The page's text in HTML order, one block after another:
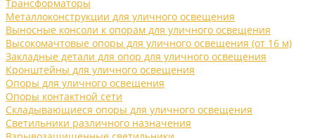
Трансформаторы
Металлоконструкции для уличного освещения
Выносные консоли к опорам для уличного освещения
Высокомачтовые опоры для уличного освещения (от 16 м)
Закладные детали для опор для уличного освещения
Кронштейны для уличного освещения
Опоры для уличного освещения
Опоры контактной сети
Складывающиеся опоры для уличного освещения
Светильники различного назначения